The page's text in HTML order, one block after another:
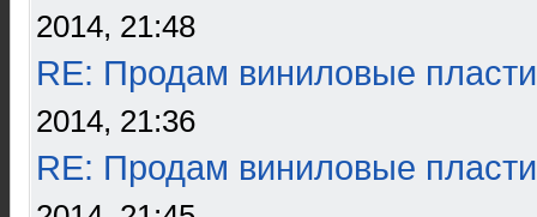
2014, 21:48
RE: Продам виниловые
2014, 21:36
RE: Продам виниловые